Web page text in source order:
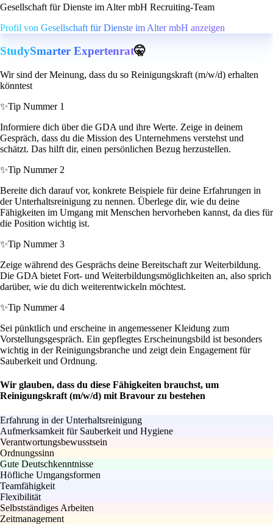
Gesellschaft für Dienste im Alter mbH Recruiting-Team
Profil von Gesellschaft für Dienste im Alter mbH anzeigen
StudySmarter Expertenrat🤫
Wir sind der Meinung, dass du so Reinigungskraft (m/w/d) erhalten
könntest
✨Tip Nummer 1
Informiere dich über die GDA und ihre Werte. Zeige in deinem
Gespräch, dass du die Mission des Unternehmens verstehst und
schätzt. Das hilft dir, einen persönlichen Bezug herzustellen.
✨Tip Nummer 2
Bereite dich darauf vor, konkrete Beispiele für deine Erfahrungen in
der Unterhaltsreinigung zu nennen. Überlege dir, wie du deine
Fähigkeiten im Umgang mit Menschen hervorheben kannst, da dies für
die Position wichtig ist.
✨Tip Nummer 3
Zeige während des Gesprächs deine Bereitschaft zur Weiterbildung.
Die GDA bietet Fort- und Weiterbildungsmöglichkeiten an, also sprich
darüber, wie du dich weiterentwickeln möchtest.
✨Tip Nummer 4
Sei pünktlich und erscheine in angemessener Kleidung zum
Vorstellungsgespräch. Ein gepflegtes Erscheinungsbild ist besonders
wichtig in der Reinigungsbranche und zeigt dein Engagement für
Sauberkeit und Ordnung.
Wir glauben, dass du diese Fähigkeiten brauchst, um
Reinigungskraft (m/w/d) mit Bravour zu bestehen
Erfahrung in der Unterhaltsreinigung
Aufmerksamkeit für Sauberkeit und Hygiene
Verantwortungsbewusstsein
Ordnungssinn
Gute Deutschkenntnisse
Höfliche Umgangsformen
Teamfähigkeit
Flexibilität
Selbstständiges Arbeiten
Zeitmanagement